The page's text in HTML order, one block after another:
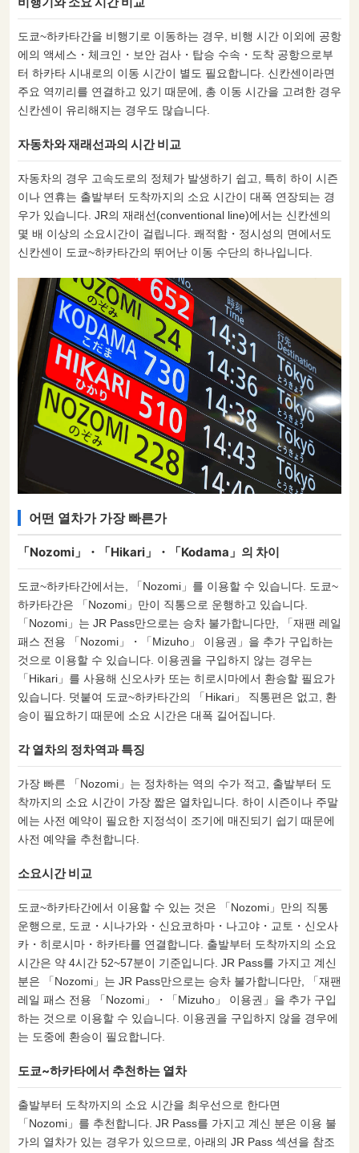
도쿄~하카타간을 비행기로 이동하는 경우, 비행 시간 이외에 공항
에의 액세스・체크인・보안 검사・탑승 수속・도착 공항으로부
터 하카타 시내로의 이동 시간이 별도 필요합니다. 신칸센이라면
주요 역끼리를 연결하고 있기 때문에, 총 이동 시간을 고려한 경우
신칸센이 유리해지는 경우도 많습니다.
자동차와 재래선과의 시간 비교
자동차의 경우 고속도로의 정체가 발생하기 쉽고, 특히 하이 시즌
이나 연휴는 출발부터 도착까지의 소요 시간이 대폭 연장되는 경
우가 있습니다. JR의 재래선(conventional line)에서는 신칸센의
몇 배 이상의 소요시간이 걸립니다. 쾌적함・정시성의 면에서도
신칸센이 도쿄~하카타간의 뛰어난 이동 수단의 하나입니다.
어떤 열차가 가장 빠른가
「Nozomi」・「Hikari」・「Kodama」의 차이
도쿄~하카타간에서는, 「Nozomi」를 이용할 수 있습니다. 도쿄~
하카타간은 「Nozomi」만이 직통으로 운행하고 있습니다.
「Nozomi」는 JR Pass만으로는 승차 불가합니다만, 「재팬 레일
패스 전용 「Nozomi」・「Mizuho」 이용권」을 추가 구입하는
것으로 이용할 수 있습니다. 이용권을 구입하지 않는 경우는
「Hikari」를 사용해 신오사카 또는 히로시마에서 환승할 필요가
있습니다. 덧붙여 도쿄~하카타간의 「Hikari」 직통편은 없고, 환
승이 필요하기 때문에 소요 시간은 대폭 길어집니다.
각 열차의 정차역과 특징
가장 빠른 「Nozomi」는 정차하는 역의 수가 적고, 출발부터 도
착까지의 소요 시간이 가장 짧은 열차입니다. 하이 시즌이나 주말
에는 사전 예약이 필요한 지정석이 조기에 매진되기 쉽기 때문에
사전 예약을 추천합니다.
소요시간 비교
도쿄~하카타간에서 이용할 수 있는 것은 「Nozomi」만의 직통
운행으로, 도쿄・시나가와・신요코하마・나고야・교토・신오사
카・히로시마・하카타를 연결합니다. 출발부터 도착까지의 소요
시간은 약 4시간 52~57분이 기준입니다. JR Pass를 가지고 계신
분은 「Nozomi」는 JR Pass만으로는 승차 불가합니다만, 「재팬
레일 패스 전용 「Nozomi」・「Mizuho」 이용권」을 추가 구입
하는 것으로 이용할 수 있습니다. 이용권을 구입하지 않을 경우에
는 도중에 환승이 필요합니다.
도쿄~하카타에서 추천하는 열차
출발부터 도착까지의 소요 시간을 최우선으로 한다면
「Nozomi」를 추천합니다. JR Pass를 가지고 계신 분은 이용 불
가의 열차가 있는 경우가 있으므로, 아래의 JR Pass 섹션을 참조